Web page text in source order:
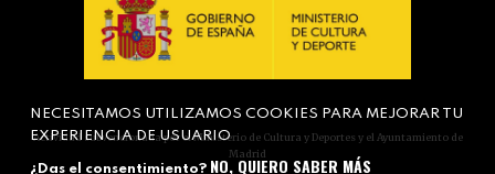
Actividad subvencionada por el Ministerio de Cultura y Deportes y el Ayuntamiento de
Madrid
NECESITAMOS UTILIZAMOS COOKIES PARA MEJORAR TU
EXPERIENCIA DE USUARIO
¿Das el consentimiento? NO, QUIERO SABER MÁS